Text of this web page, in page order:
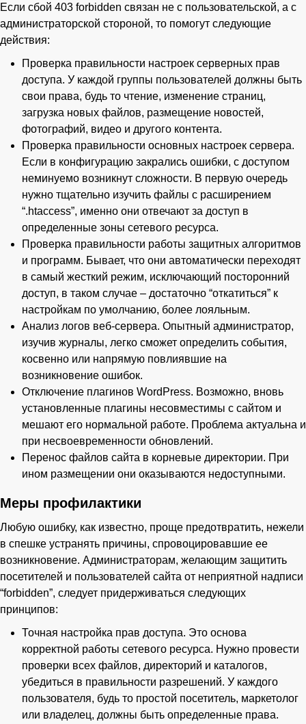
Если сбой 403 forbidden связан не с пользовательской, а с
администраторской стороной, то помогут следующие
действия:
Проверка правильности настроек серверных прав
доступа. У каждой группы пользователей должны быть
свои права, будь то чтение, изменение страниц,
загрузка новых файлов, размещение новостей,
фотографий, видео и другого контента.
Проверка правильности основных настроек сервера.
Если в конфигурацию закрались ошибки, с доступом
неминуемо возникнут сложности. В первую очередь
нужно тщательно изучить файлы с расширением
“.htaccess”, именно они отвечают за доступ в
определенные зоны сетевого ресурса.
Проверка правильности работы защитных алгоритмов
и программ. Бывает, что они автоматически переходят
в самый жесткий режим, исключающий посторонний
доступ, в таком случае – достаточно “откатиться” к
настройкам по умолчанию, более лояльным.
Анализ логов веб-сервера. Опытный администратор,
изучив журналы, легко сможет определить события,
косвенно или напрямую повлиявшие на
возникновение ошибок.
Отключение плагинов WordPress. Возможно, вновь
установленные плагины несовместимы с сайтом и
мешают его нормальной работе. Проблема актуальна и
при несвоевременности обновлений.
Перенос файлов сайта в корневые директории. При
ином размещении они оказываются недоступными.
Меры профилактики
Любую ошибку, как известно, проще предотвратить, нежели
в спешке устранять причины, спровоцировавшие ее
возникновение. Администраторам, желающим защитить
посетителей и пользователей сайта от неприятной надписи
“forbidden”, следует придерживаться следующих
принципов:
Точная настройка прав доступа. Это основа
корректной работы сетевого ресурса. Нужно провести
проверки всех файлов, директорий и каталогов,
убедиться в правильности разрешений. У каждого
пользователя, будь то простой посетитель, маркетолог
или владелец, должны быть определенные права.